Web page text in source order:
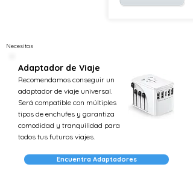
Necesitas
Adaptador de Viaje
Recomendamos conseguir un
adaptador de viaje universal.
Será compatible con múltiples
tipos de enchufes y garantiza
comodidad y tranquilidad para
todos tus futuros viajes.
Encuentra Adaptadores